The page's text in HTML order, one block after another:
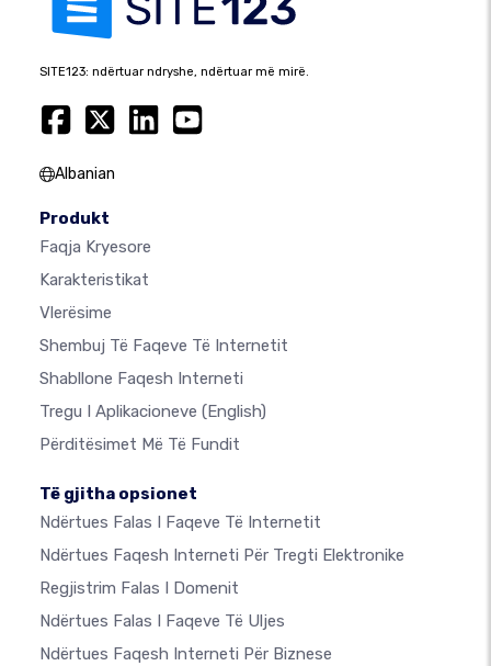
SITE123: ndërtuar ndryshe, ndërtuar më mirë.
Albanian
Produkt
Faqja Kryesore
Karakteristikat
Vlerësime
Shembuj Të Faqeve Të Internetit
Shabllone Faqesh Interneti
Tregu I Aplikacioneve (English)
Përditësimet Më Të Fundit
Të gjitha opsionet
Ndërtues Falas I Faqeve Të Internetit
Ndërtues Faqesh Interneti Për Tregti Elektronike
Regjistrim Falas I Domenit
Ndërtues Falas I Faqeve Të Uljes
Ndërtues Faqesh Interneti Për Biznese